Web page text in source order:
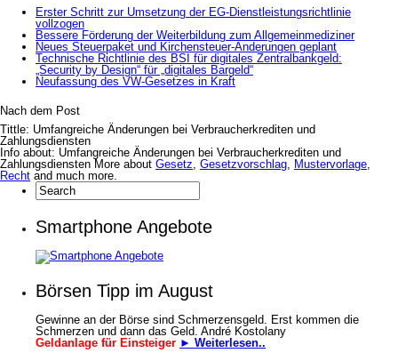
Erster Schritt zur Umsetzung der EG-Dienstleistungsrichtlinie
vollzogen
Bessere Förderung der Weiterbildung zum Allgemeinmediziner
Neues Steuerpaket und Kirchensteuer-Änderungen geplant
Technische Richtlinie des BSI für digitales Zentralbankgeld:
„Security by Design“ für „digitales Bargeld“
Neufassung des VW-Gesetzes in Kraft
Nach dem Post
Tittle: Umfangreiche Änderungen bei Verbraucherkrediten und
Zahlungsdiensten
Info about: Umfangreiche Änderungen bei Verbraucherkrediten und
Zahlungsdiensten More about Gesetz, Gesetzvorschlag, Mustervorlage,
Recht and much more.
Smartphone Angebote
Börsen Tipp im August
Gewinne an der Börse sind Schmerzensgeld. Erst kommen die
Schmerzen und dann das Geld. André Kostolany
Geldanlage für Einsteiger ► Weiterlesen..